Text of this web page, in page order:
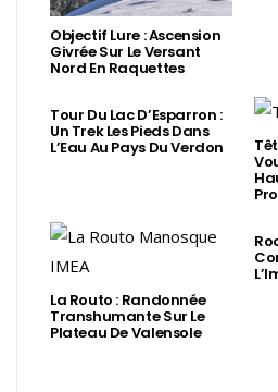
Objectif Lure : Ascension
Givrée Sur Le Versant
Nord En Raquettes
Tour Du Lac D’Esparron :
Un Trek Les Pieds Dans
L’Eau Au Pays Du Verdon
La Routo : Randonnée
Transhumante Sur Le
Plateau De Valensole